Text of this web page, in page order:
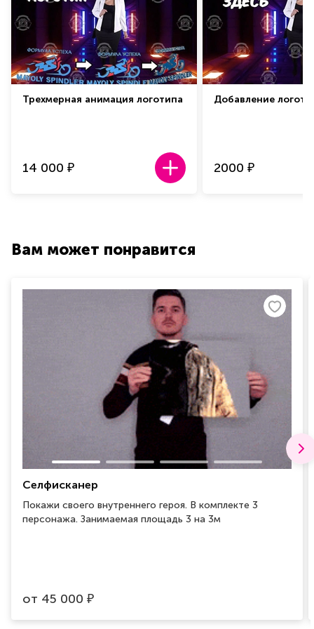
Трехмерная анимация логотипа
14 000 ₽
Добавление
2000 ₽
Вам может понравится
Селфисканер
Покажи своего внутреннего героя. В комплекте 3
персонажа. Занимаемая площадь 3 на 3м
от 45 000 ₽